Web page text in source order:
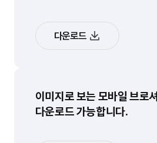
다운로드
이미지로 보는 모바일 브로셔
다운로드 가능합니다.